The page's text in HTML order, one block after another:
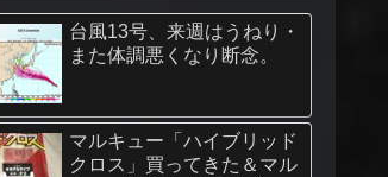
台風13号、来週はうねり・
また体調悪くなり断念。
マルキュー「ハイブリッド
クロス」買ってきた＆マル